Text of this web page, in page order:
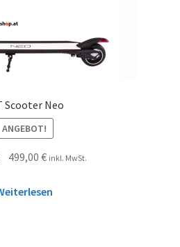
Scooter Neo
ANGEBOT!
499,00€ inkl. MwSt.